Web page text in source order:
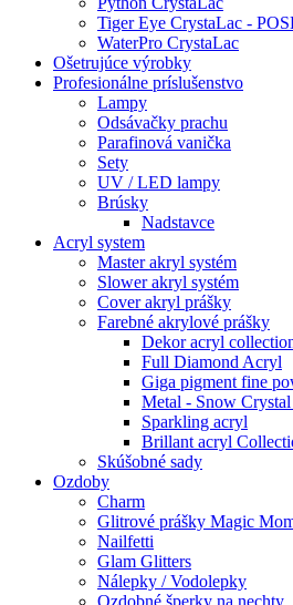
Tiger Eye CrystaLac -
WaterPro CrystaLac
Ošetrujúce výrobky
Profesionálne príslušenstvo
Lampy
Odsávačky prachu
Parafinová vanička
Sety
UV / LED lampy
Brúsky
Nadstavce
Acryl system
Master akryl systém
Slower akryl systém
Cover akryl prášky
Farebné akrylové prášky
Dekor acryl
Full Diamond Acryl
Giga pigment fine
Metal - Snow
Sparkling acryl
Brillant acryl
Skúšobné sady
Ozdoby
Charm
Glitrové prášky Magic
Nailfetti
Glam Glitters
Nálepky / Vodolepky
Ozdobné šperky na nechty